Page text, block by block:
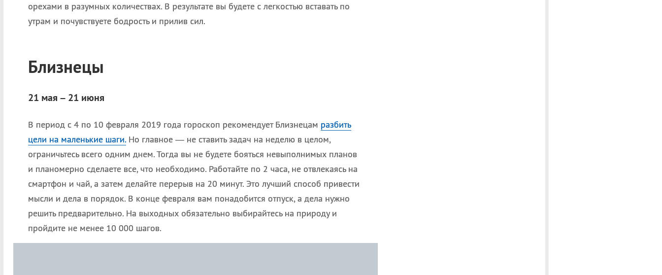
орехами в разумных количествах. В результате вы будете с легкостью вставать по
утрам и почувствуете бодрость и прилив сил.
Близнецы
21 мая – 21 июня
В период с 4 по 10 февраля 2019 года гороскоп рекомендует Близнецам разбить
цели на маленькие шаги. Но главное — не ставить задач на неделю в целом,
ограничьтесь всего одним днем. Тогда вы не будете бояться невыполнимых планов
и планомерно сделаете все, что необходимо. Работайте по 2 часа, не отвлекаясь на
смартфон и чай, а затем делайте перерыв на 20 минут. Это лучший способ привести
мысли и дела в порядок. В конце февраля вам понадобится отпуск, а дела нужно
решить предварительно. На выходных обязательно выбирайтесь на природу и
пройдите не менее 10 000 шагов.